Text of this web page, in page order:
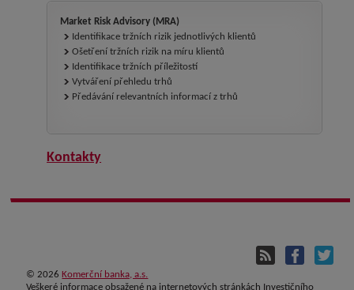
Market Risk Advisory (MRA)
Identifikace tržních rizik jednotlivých klientů
Ošetření tržních rizik na míru klientů
Identifikace tržních příležitostí
Vytváření přehledu trhů
Předávání relevantních informací z trhů
Kontakty
© 2026 Komerční banka, a.s.
Veškeré informace obsažené na internetových stránkách Investičního